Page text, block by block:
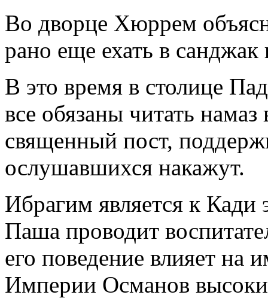
Во дворце Хюррем
рано еще ехать в санджак
В это время в столице
все обязаны читать
священный пост,
ослушавшихся накажут.
Ибрагим является к
Паша проводит
его поведение влияет
Империи Османов